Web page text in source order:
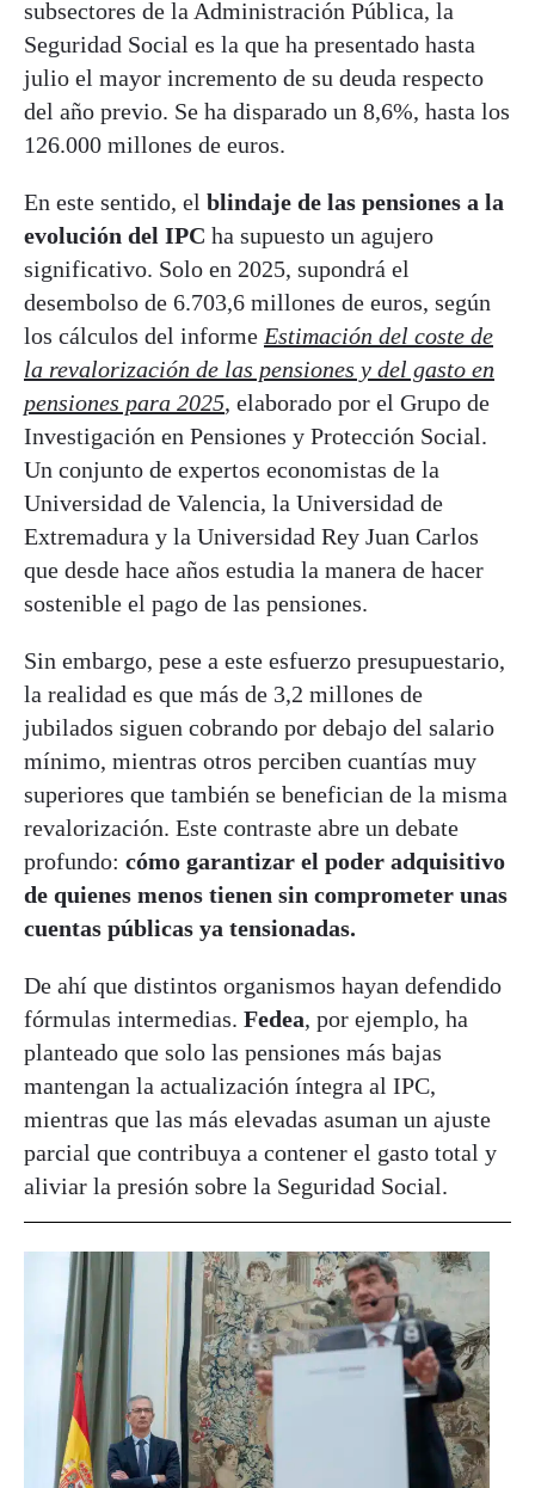
subsectores de la Administración Pública, la
Seguridad Social es la que ha presentado hasta
julio el mayor incremento de su deuda respecto
del año previo. Se ha disparado un 8,6%, hasta los
126.000 millones de euros.
En este sentido, el blindaje de las pensiones a la
evolución del IPC ha supuesto un agujero
significativo. Solo en 2025, supondrá el
desembolso de 6.703,6 millones de euros, según
los cálculos del informe Estimación del coste de
la revalorización de las pensiones y del gasto en
pensiones para 2025, elaborado por el Grupo de
Investigación en Pensiones y Protección Social.
Un conjunto de expertos economistas de la
Universidad de Valencia, la Universidad de
Extremadura y la Universidad Rey Juan Carlos
que desde hace años estudia la manera de hacer
sostenible el pago de las pensiones.
Sin embargo, pese a este esfuerzo presupuestario,
la realidad es que más de 3,2 millones de
jubilados siguen cobrando por debajo del salario
mínimo, mientras otros perciben cuantías muy
superiores que también se benefician de la misma
revalorización. Este contraste abre un debate
profundo: cómo garantizar el poder adquisitivo
de quienes menos tienen sin comprometer unas
cuentas públicas ya tensionadas.
De ahí que distintos organismos hayan defendido
fórmulas intermedias. Fedea, por ejemplo, ha
planteado que solo las pensiones más bajas
mantengan la actualización íntegra al IPC,
mientras que las más elevadas asuman un ajuste
parcial que contribuya a contener el gasto total y
aliviar la presión sobre la Seguridad Social.